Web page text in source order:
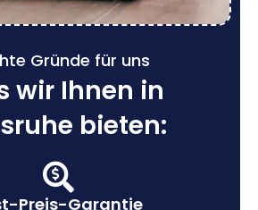
Gründe für uns
wir Ihnen in
bieten:
Preis-Garantie